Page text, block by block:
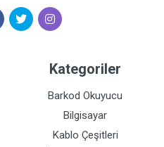
Kategoriler
Barkod Okuyucu
Bilgisayar
Kablo Çeşitleri